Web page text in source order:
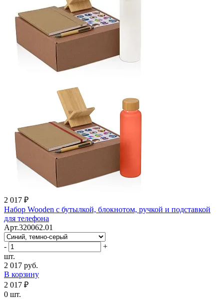
2 017 ₽
Набор Wooden с бутылкой, блокнотом, ручкой и подставкой
для телефона
Арт.320062.01
-
+
шт.
2 017 руб.
В корзину
2 017 ₽
0 шт.